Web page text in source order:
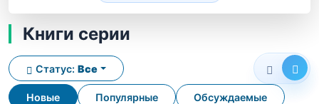
Книги серии
Новые Популярные Обсуждаемые
Статус: Все